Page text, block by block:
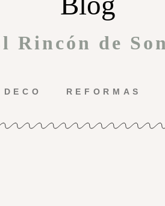
Rincón de
DECO REFORMAS